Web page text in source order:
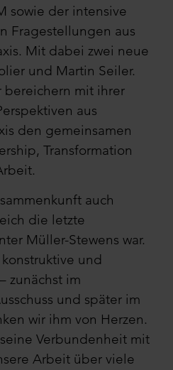
sowie der intensive
Fragestellungen aus
Mit dabei zwei neue
und Martin Seiler.
mit ihrer
aus
den gemeinsamen
Transformation
auch
die letzte
Müller-Stewens war.
und
zunächst im
und später im
wir ihm von Herzen.
Verbundenheit mit
Arbeit über viele